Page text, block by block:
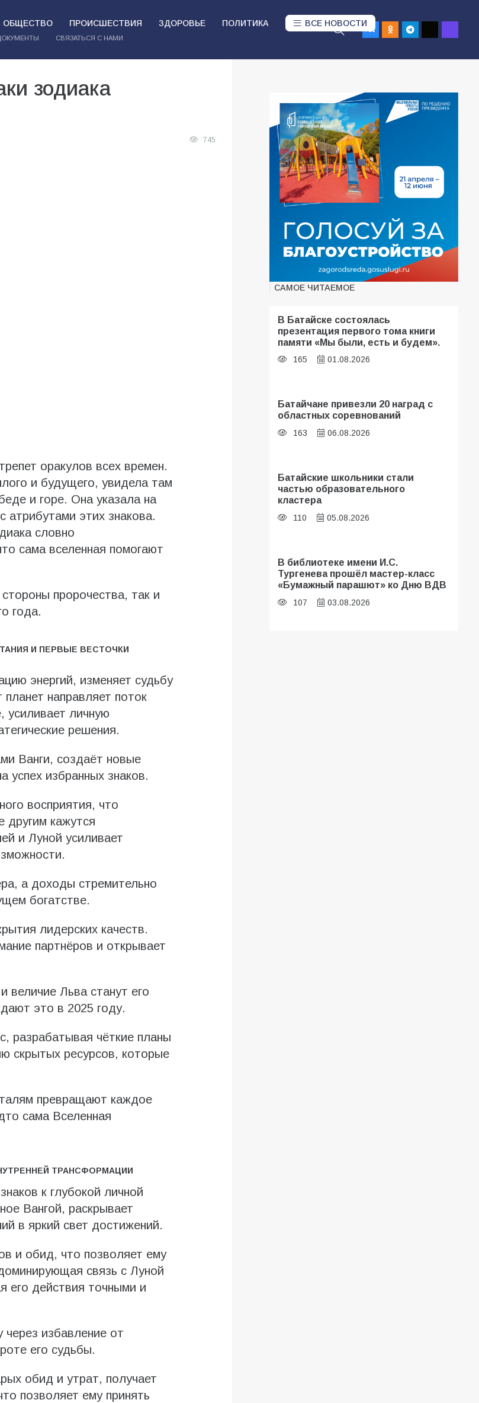
ОБЩЕСТВО ПРОИСШЕСТВИЯ ЗДОРОВЬЕ ПОЛИТИКА ВСЕ НОВОСТИ
СВЯЗАТЬСЯ С НАМИ
зодиака
745
оракулов всех времен.
и будущего, увидела там
и горе. Она указала на
атрибутами этих знакова.
словно
сама вселенная помогают
пророчества, так и
года.
И ПЕРВЫЕ ВЕСТОЧКИ
энергий, изменяет судьбу
направляет поток
усиливает личную
решения.
Ванги, создаёт новые
успех избранных знаков.
восприятия, что
другим кажутся
и Луной усиливает
а доходы стремительно
богатстве.
лидерских качеств.
партнёров и открывает
величие Льва станут его
это в 2025 году.
разрабатывая чёткие планы
скрытых ресурсов, которые
превращают каждое
сама Вселенная
ТРАНСФОРМАЦИИ
к глубокой личной
Вангой, раскрывает
в яркий свет достижений.
и обид, что позволяет ему
связь с Луной
его действия точными и
через избавление от
его судьбы.
обид и утрат, получает
позволяет ему принять
САМОЕ ЧИТАЕМОЕ
В Батайске состоялась
презентация первого тома книги
памяти «Мы были, есть и будем».
165 01.08.2026
Батайчане привезли 20 наград с
областных соревнований
163 06.08.2026
Батайские школьники стали
частью образовательного
кластера
110 05.08.2026
В библиотеке имени И.С.
Тургенева прошёл мастер-класс
«Бумажный парашют» ко Дню ВДВ
107 03.08.2026